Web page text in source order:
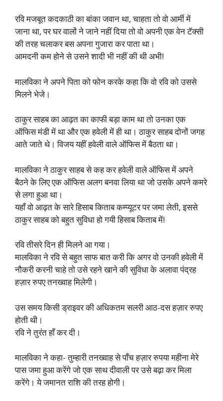
रवि मजबूत कदकाठी का बांका जवान था, चाहता तो वो आर्मी में
जाना था, पर घर वालों ने जाने नहीं दिया तो वो अपनी एक वेन टॅक्सी
की तरह चलाकर बस अपना गुजारा कर पाता था।
आमदनी कम होने से उसने शादी भी नहीं की थी अभी!
मालविका ने अपने पिता को फोन करके कहा कि वो रवि को उससे
मिलने भेजे।
ठाकुर साहब का आढ़त का काफी बड़ा काम था तो उनका एक
ऑफिस मंडी में था और एक हवेली में ही था। ठाकुर साहब दोनों जगह
आते जाते थे। विजय यहीं हवेली वाले ऑफिस में बैठता था।
मालविका ने ठाकुर साहब से कह कर हवेली वाले ऑफिस में अपने
बैठने के लिए एक ऑफिस अलग बनवा लिया था जो उसके अपने कमरे
से लगा हुआ था।
यहाँ वो आढ़त के सारे हिसाब किताब कम्प्यूटर पर जमा लेती, इससे
ठाकुर साहब को बहुत सुविधा हो गयी हिसाब किताब में!
रवि तीसरे दिन ही मिलने आ गया।
मालविका ने रवि से बहुत साफ बात करी कि अगर वो उनकी हवेली में
नौकरी करनी चाहे तो उसे रहने खाने की सुविधा के अलावा पंद्रह
हज़ार रुपए तनख्वाह मिलेगी।
उस समय किसी ड्राइवर की अधिकतम सलरी आठ-दस हज़ार रुपए
होती थी।
रवि ने तुरंत हाँ कर दी।
मालविका ने कहा- तुम्हारी तनख्वाह से पाँच हज़ार रुपया महीना मेरे
पास जमा हुआ करेंगे जो एक साथ दीवाली पर उसे बढ़ा कर मिला
करेंगे। ये जमानत राशि की तरह होगी।